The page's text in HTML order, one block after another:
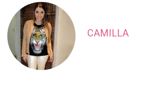
CAMILLA